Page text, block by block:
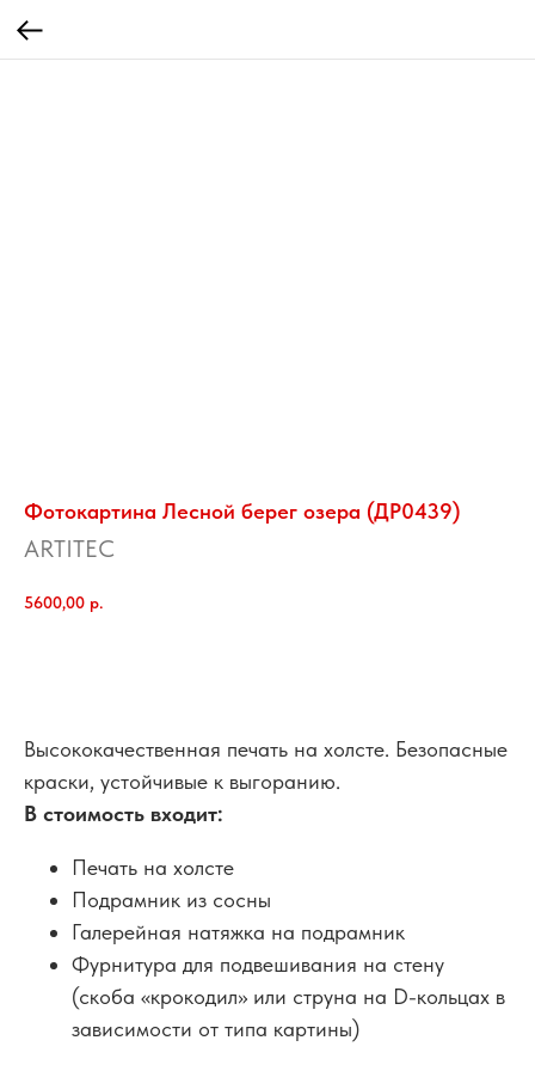
Фотокартина Лесной берег озера (ДР0439)
ARTITEC
5600,00 р.
Высококачественная печать на холсте. Безопасные
краски, устойчивые к выгоранию.
В стоимость входит:
Печать на холсте
Подрамник из сосны
Галерейная натяжка на подрамник
Фурнитура для подвешивания на стену
(скоба «крокодил» или струна на D-кольцах в
зависимости от типа картины)